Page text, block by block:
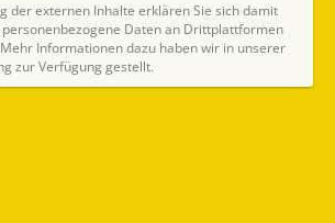
der externen Inhalte erklären Sie sich damit
Daten an Drittplattformen
Informationen dazu haben wir in unserer
zur Verfügung gestellt.